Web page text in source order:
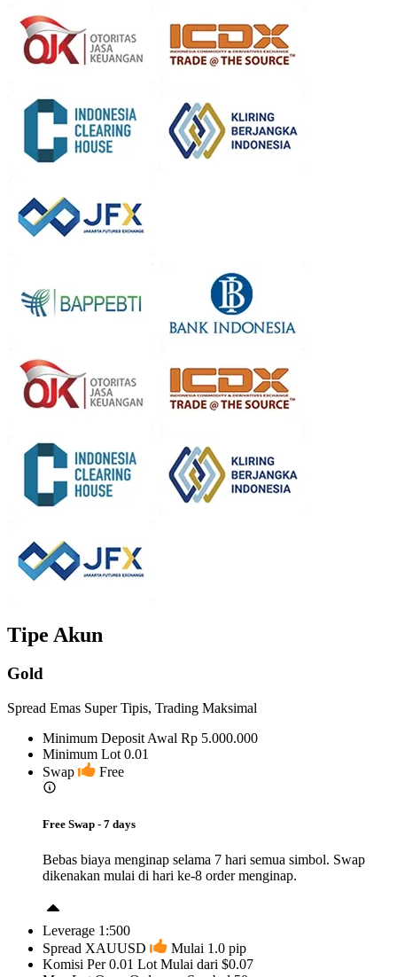
Tipe Akun
Gold
Spread Emas Super Tipis, Trading Maksimal
Minimum Deposit Awal Rp 5.000.000
Minimum Lot 0.01
Swap
Free
Free Swap - 7 days
Bebas biaya menginap selama 7 hari semua simbol. Swap
dikenakan mulai di hari ke-8 order menginap.
Leverage 1:500
Spread XAUUSD
Mulai 1.0 pip
Komisi Per 0.01 Lot Mulai dari $0.07